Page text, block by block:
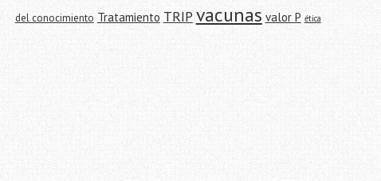
del conocimiento Tratamiento TRIPvacunas valor P ética